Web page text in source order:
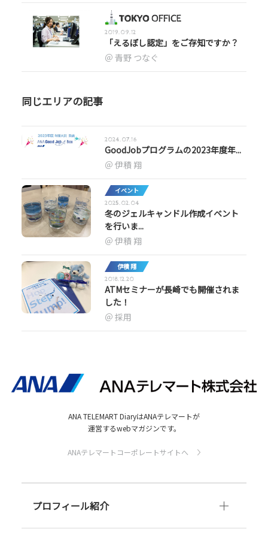
2019.09.12
「えるぼし認定」をご存知ですか？
青野 つなぐ
同じエリアの記事
2024.07.16
GoodJobプログラムの2023年度年...
伊積 翔
イベント
2025.02.04
冬のジェルキャンドル作成イベント
を行いま...
伊積 翔
伊積 翔
2018.12.20
ATMセミナーが長崎でも開催されま
した！
採用
ANA TELEMART DiaryはANAテレマートが
運営するwebマガジンです。
ANAテレマートコーポレートサイトへ
プロフィール紹介